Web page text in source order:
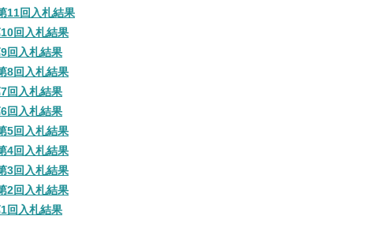
11回入札結果
回入札結果
回入札結果
8回入札結果
回入札結果
回入札結果
5回入札結果
4回入札結果
3回入札結果
2回入札結果
回入札結果